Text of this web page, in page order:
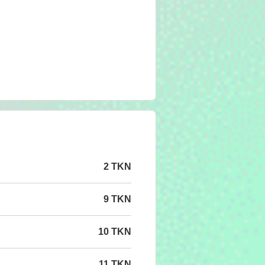
2 TKN
9 TKN
10 TKN